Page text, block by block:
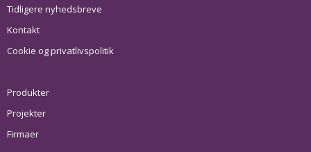
Tidligere nyhedsbreve
Kontakt
Cookie og privatlivspolitik
Produkter
Projekter
Firmaer